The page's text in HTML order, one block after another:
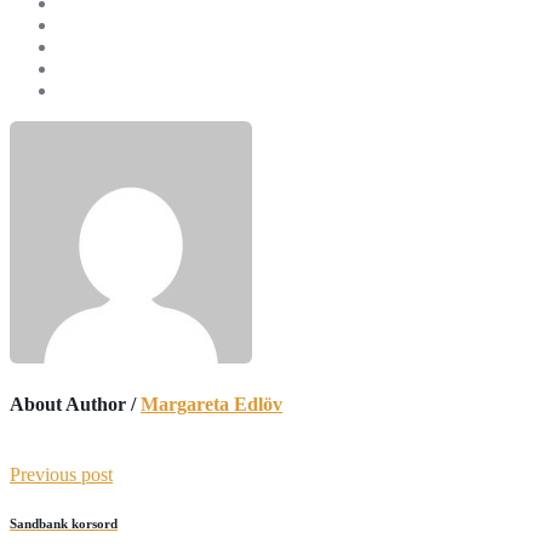
About Author /Margareta Edlöv
Previous post
Sandbank korsord